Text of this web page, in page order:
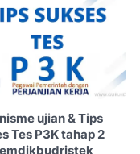
ujian & Tips
Tes P3K tahap 2